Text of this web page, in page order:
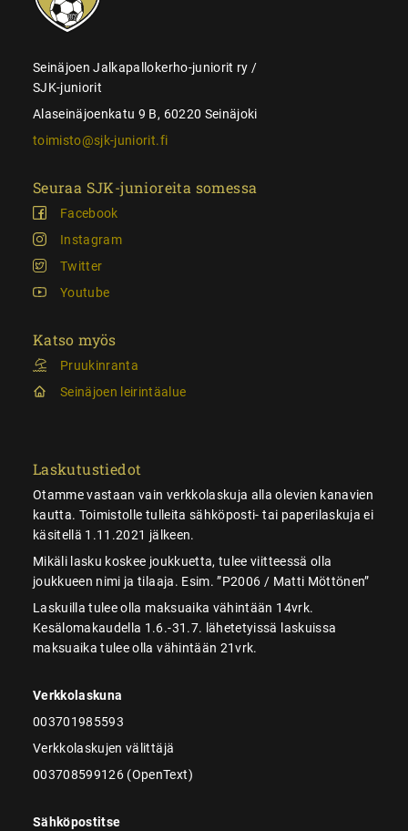
Seinäjoen Jalkapallokerho-juniorit ry /
SJK-juniorit
Alaseinäjoenkatu 9 B, 60220 Seinäjoki
toimisto@sjk-juniorit.fi
Seuraa SJK-junioreita somessa
Facebook
Instagram
Twitter
Youtube
Katso myös
Pruukinranta
Seinäjoen leirintäalue
Laskutustiedot
Otamme vastaan vain verkkolaskuja alla olevien kanavien
kautta. Toimistolle tulleita sähköposti- tai paperilaskuja ei
käsitellä 1.11.2021 jälkeen.
Mikäli lasku koskee joukkuetta, tulee viitteessä olla
joukkueen nimi ja tilaaja. Esim. ”P2006 / Matti Möttönen”
Laskuilla tulee olla maksuaika vähintään 14vrk.
Kesälomakaudella 1.6.-31.7. lähetetyissä laskuissa
maksuaika tulee olla vähintään 21vrk.
Verkkolaskuna
003701985593
Verkkolaskujen välittäjä
003708599126 (OpenText)
Sähköpostitse